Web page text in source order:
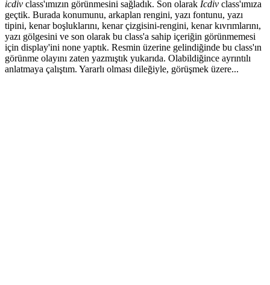
icdiv class'ımızın görünmesini sağladık. Son olarak İcdiv class'ımıza
geçtik. Burada konumunu, arkaplan rengini, yazı fontunu, yazı
tipini, kenar boşluklarını, kenar çizgisini-rengini, kenar kıvrımlarını,
yazı gölgesini ve son olarak bu class'a sahip içeriğin görünmemesi
için display'ini none yaptık. Resmin üzerine gelindiğinde bu class'ın
görünme olayını zaten yazmıştık yukarıda. Olabildiğince ayrıntılı
anlatmaya çalıştım. Yararlı olması dileğiyle, görüşmek üzere...